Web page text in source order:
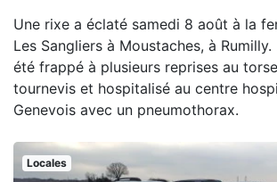
Une rixe a éclaté samedi 8 août à la
Les Sangliers à Moustaches, à
été frappé à plusieurs reprises au
tournevis et hospitalisé au centre
Genevois avec un pneumothorax.
Locales